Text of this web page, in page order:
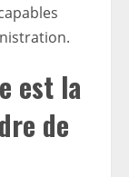
est la
de